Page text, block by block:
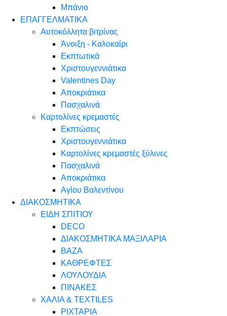
Μπάνιο
ΕΠΑΓΓΕΛΜΑΤΙΚΑ
Αυτοκόλλητα βιτρίνας
Άνοιξη - Καλοκαίρι
Εκπτωτικά
Χριστουγεννιάτικα
Valentines Day
Αποκριάτικα
Πασχαλινά
Καρτολίνες κρεμαστές
Εκπτώσεις
Χριστουγεννιάτικα
Καρτολίνες κρεμαστές ξύλινες
Πασχαλινά
Αποκριάτικα
Αγίου Βαλεντίνου
ΔΙΑΚΟΣΜΗΤΙΚΑ
ΕΙΔΗ ΣΠΙΤΙΟΥ
DECO
ΔΙΑΚΟΣΜΗΤΙΚΑ ΜΑΞΙΛΑΡΙΑ
ΒΑΖΑ
ΚΑΘΡΕΦΤΕΣ
ΛΟΥΛΟΥΔΙΑ
ΠΙΝΑΚΕΣ
ΧΑΛΙΑ & TEXTILES
ΡΙΧΤΑΡΙΑ